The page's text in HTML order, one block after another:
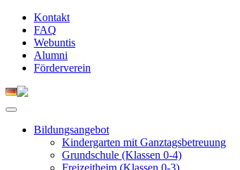
Kontakt
FAQ
Webuntis
Alumni
Förderverein
Bildungsangebot
Kindergarten mit Ganztagsbetreuung
Grundschule (Klassen 0-4)
Freizeitheim (Klassen 0-3)